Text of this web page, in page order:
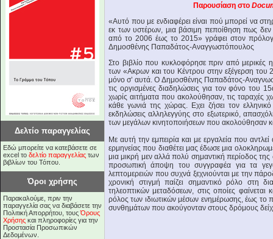
Δελτίο παραγγελίας
Εδώ μπορείτε να κατεβάσετε σε
excel το δελτίο παραγγελίας των
βιβλίων του Τόπου.
Όροι χρήσης
Παρακαλούμε, πριν την
παραγγελία σας να διαβάσετε την
Πολιτική Απορρήτου, τουςΌρους
Χρήσης και πληροφορίες για την
Προστασία Προσωπικών
Δεδομένων.
Παρουσίαση στο
«Αυτό που με ενδιαφέρει είναι πού μπορεί να
εκ των υστέρων, μια βάσιμη πεποίθηση πως
από το 2006 έως το 2015» γράφει στον
Δημοσθένης Παπαδάτος-Αναγγωστόπουλος
Στο βιβλίο που κυκλοφόρησε πριν από μερικές
των «Ακρων και του Κέντρου στην εξέγερση του
μόνο σ’ αυτά. Ο Δημοσθένης Παπαδάτος-
τις οργισμένες διαδηλώσεις για τον φόνο του
χωρίς αιτήματα που ακολούθησαν, τις ταραχές
κάθε γωνιά της χώρας. Εχει ζήσει τον
εκδηλώσεις αλληλεγγύης στο εξωτερικό,
των μεγάλων κινητοποιήσεων που ακολούθησαν
Με αυτή την εμπειρία και με εργαλεία που
ερμηνείας που διαθέτει μας έδωσε μια
μια μικρή μεν αλλά πολύ σημαντική περίοδος της
προσωπική άποψη του συγγραφέα για τα
λεπτομερειών που συχνά ξεχνιούνται με την
χρονική στιγμή παίζει σημαντικό ρόλο στη
τηλεοπτικών μεταδόσεων, στις οποίες
ρόλος των ιδιωτικών μέσων ενημέρωσης, έως
συνθημάτων που ακούγονταν στους δρόμους